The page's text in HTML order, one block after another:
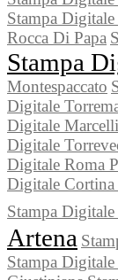
Stampa
Rocca Di Papa
Stampa
Montespaccato
Digitale
Digitale
Digitale
Digitale Roma
Digitale Cortina
Stampa
Artena
Stampa